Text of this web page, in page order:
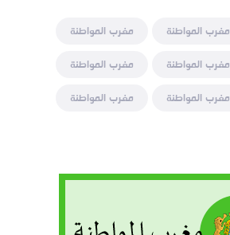
مغرب المواطنة
مغرب المواطنة
مغرب المواطنة
مغرب المواطنة
مغرب المواطنة
مغرب المواطنة